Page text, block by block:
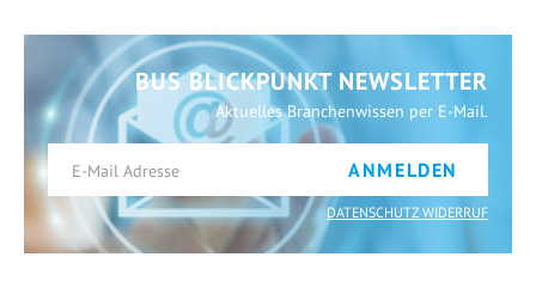
BUS BLICKPUNKT NEWSLETTER
Aktuelles Branchenwissen per E-Mail.
ANMELDEN
DATENSCHUTZ WIDERRUF